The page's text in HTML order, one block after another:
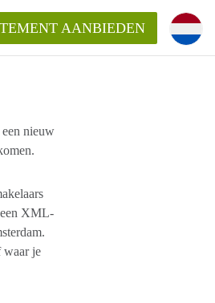
AANBIEDEN
nieuw
een XML-
waar je